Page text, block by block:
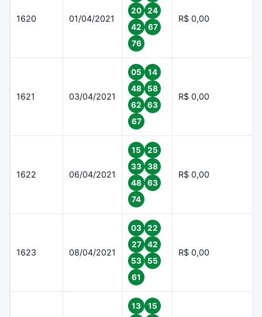
1620 01/04/2021
20
24
42
67
76
R$ 0,00
1621 03/04/2021
05
14
48
58
62
63
67
R$ 0,00
1622 06/04/2021
15
25
33
38
48
63
74
R$ 0,00
1623 08/04/2021
03
22
27
42
53
55
61
R$ 0,00
13
15